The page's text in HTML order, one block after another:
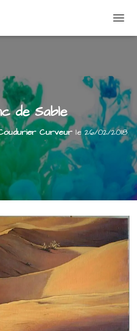
de Sable
Curveurle26/02/2018